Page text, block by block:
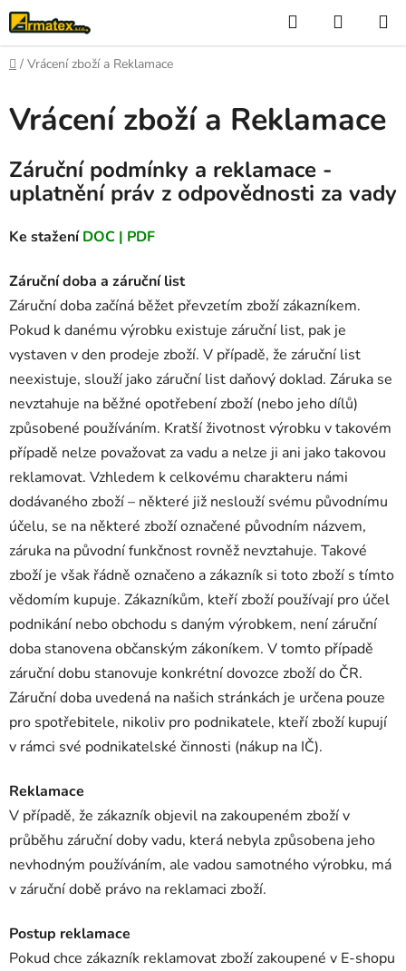
Přejít
na
obsah
Hledat
KOŠÍK
Domů
/ Vrácení zboží a Reklamace
Vrácení zboží a Reklamace
Záruční podmínky a reklamace -
uplatnění práv z odpovědnosti za vady
Ke staženíDOC | PDF
Záruční doba a záruční list
Záruční doba začíná běžet převzetím zboží zákazníkem.
Pokud k danému výrobku existuje záruční list, pak je
vystaven v den prodeje zboží. V případě, že záruční list
neexistuje, slouží jako záruční list daňový doklad. Záruka se
nevztahuje na běžné opotřebení zboží (nebo jeho dílů)
způsobené používáním. Kratší životnost výrobku v takovém
případě nelze považovat za vadu a nelze ji ani jako takovou
reklamovat. Vzhledem k celkovému charakteru námi
dodávaného zboží – některé již neslouží svému původnímu
účelu, se na některé zboží označené původním názvem,
záruka na původní funkčnost rovněž nevztahuje. Takové
zboží je však řádně označeno a zákazník si toto zboží s tímto
vědomím kupuje. Zákazníkům, kteří zboží používají pro účel
podnikání nebo obchodu s daným výrobkem, není záruční
doba stanovena občanským zákoníkem. V tomto případě
záruční dobu stanovuje konkrétní dovozce zboží do ČR.
Záruční doba uvedená na našich stránkách je určena pouze
pro spotřebitele, nikoliv pro podnikatele, kteří zboží kupují
v rámci své podnikatelské činnosti (nákup na IČ).
Reklamace
V případě, že zákazník objevil na zakoupeném zboží v
průběhu záruční doby vadu, která nebyla způsobena jeho
nevhodným používáním, ale vadou samotného výrobku, má
v záruční době právo na reklamaci zboží.
Postup reklamace
Pokud chce zákazník reklamovat zboží zakoupené v E-shopu